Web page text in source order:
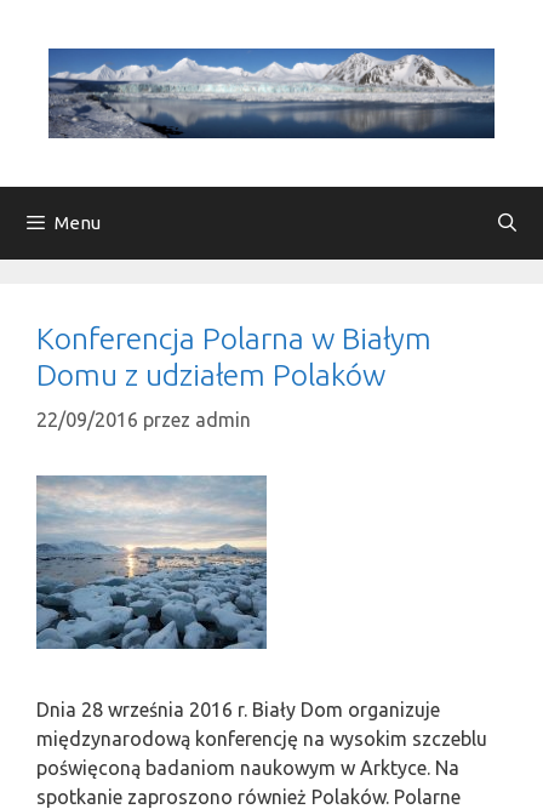
Menu
Konferencja Polarna w Białym
Domu z udziałem Polaków
22/09/2016 przez admin
Dnia 28 września 2016 r. Biały Dom organizuje
międzynarodową konferencję na wysokim szczeblu
poświęconą badaniom naukowym w Arktyce. Na
spotkanie zaproszono również Polaków. Polarne